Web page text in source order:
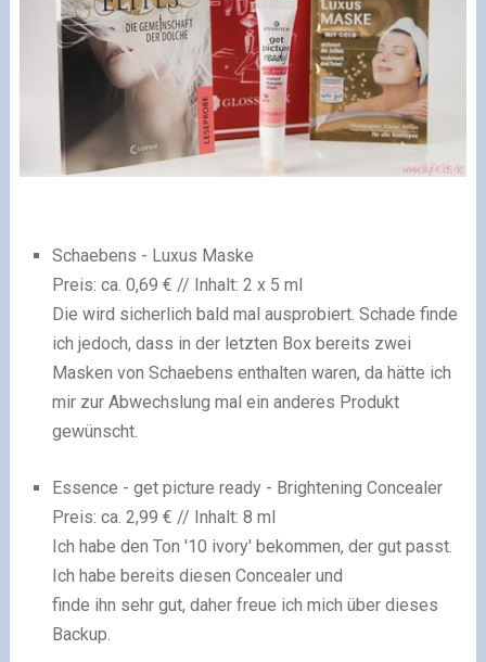
Schaebens - Luxus Maske
Preis: ca. 0,69 € // Inhalt: 2 x 5 ml
Die wird sicherlich bald mal ausprobiert. Schade finde
ich jedoch, dass in der letzten Box bereits zwei
Masken von Schaebens enthalten waren, da hätte ich
mir zur Abwechslung mal ein anderes Produkt
gewünscht.
Essence - get picture ready - Brightening Concealer
Preis: ca. 2,99 € // Inhalt: 8 ml
Ich habe den Ton '10 ivory' bekommen, der gut passt.
Ich habe bereits diesen Concealer und
finde ihn sehr gut, daher freue ich mich über dieses
Backup.